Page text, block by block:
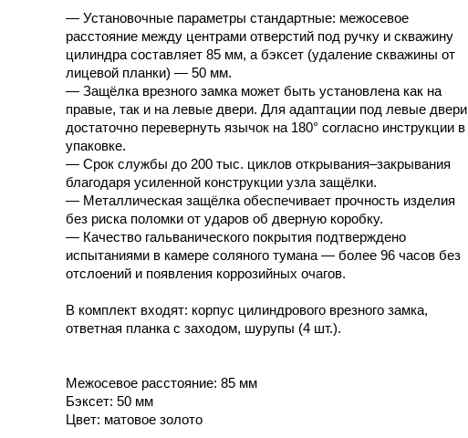
— Установочные параметры стандартные: межосевое
расстояние между центрами отверстий под ручку и скважину
цилиндра составляет 85 мм, а бэксет (удаление скважины от
лицевой планки) — 50 мм.
— Защёлка врезного замка может быть установлена как на
правые, так и на левые двери. Для адаптации под левые двери
достаточно перевернуть язычок на 180° согласно инструкции в
упаковке.
— Срок службы до 200 тыс. циклов открывания–закрывания
благодаря усиленной конструкции узла защёлки.
— Металлическая защёлка обеспечивает прочность изделия
без риска поломки от ударов об дверную коробку.
— Качество гальванического покрытия подтверждено
испытаниями в камере соляного тумана — более 96 часов без
отслоений и появления коррозийных очагов.
В комплект входят: корпус цилиндрового врезного замка,
ответная планка с заходом, шурупы (4 шт.).
Межосевое расстояние: 85 мм
Бэксет: 50 мм
Цвет: матовое золото